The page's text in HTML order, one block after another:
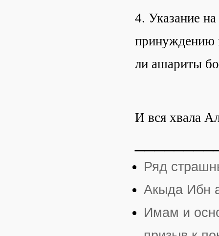
4. Указание
принуждению
ли ашариты
И вся хвала
Ряд
Акыда Ибн
Имам и